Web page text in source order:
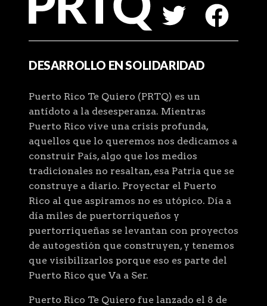
DESARROLLO EN SOLIDARIDAD
Puerto Rico Te Quiero (PRTQ) es un
antídoto a la desesperanza. Mientras
Puerto Rico vive una crisis profunda,
aquellos que lo queremos nos dedicamos a
construir País, algo que los medios
tradicionales no resaltan, esa Patria que se
construye a diario. Proyectar el Puerto
Rico al que aspiramos no es utópico. Día a
día miles de puertorriqueños y
puertorriqueñas se levantan con proyectos
de autogestión que construyen, y tenemos
que visibilizarlos porque eso es parte del
Puerto Rico que Va a Ser.
Puerto Rico Te Quiero fue lanzado el 8 de